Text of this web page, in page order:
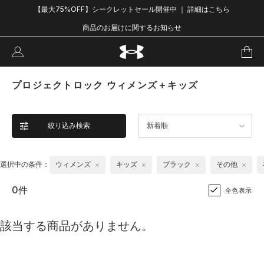
【最大75%OFF】シークレットセール開催中 ｜ 詳細はこちら
商品のお届けに関するお知らせ
プロジェクトロック ウィメンズ＋キッズ
絞り込み検索 新着順
選択中の条件： ウィメンズ キッズ ブラック その他
0件 全色表示
該当する商品がありません。